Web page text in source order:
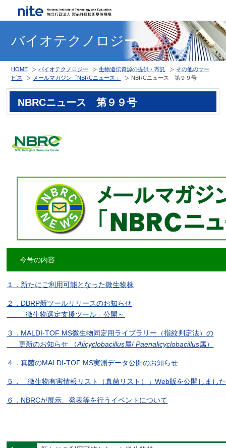
バイオテクノロジー
HOME バイオテクノロジー 生物遺伝資源の提供・寄託
その他のサー
ビス
メールマガジン「NBRCニュース」 NBRCニュース 第９９号
NBRCニュース 第９９号
今号の内容
１． 新たにご利用可能となった微生物株
２． DBRP新ツールリリースのお知らせ
「微生物選定支援ツール」公開 ～
３． MALDI-TOF MS微生物同定用ライブラリー（指紋判定法）の
更新のお知らせ （Alicyclobacillus属/Paenalicyclobacillus属）
４．真菌のMALDI-TOF MS実測データ公開のお知らせ
５． 「微生物有害情報リスト（真菌リスト）」Web版を公開しまし
６． NBRCが展示、発表等を行うイベントについて